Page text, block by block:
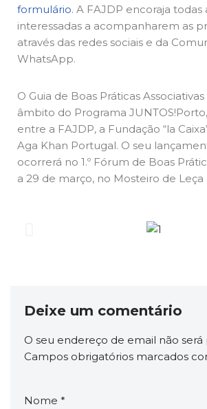
formulário. A FAJDP encoraja todas
interessadas a acompanharem as
através das redes sociais e da
WhatsApp.
O Guia de Boas Práticas
âmbito do Programa
entre a FAJDP, a Fundação “la
Aga Khan Portugal. O seu
ocorrerá no 1.º Fórum de Boas
a 29 de março, no Mosteiro de Leça
Deixe um comentário
O seu endereço de email não será
Campos obrigatórios marcados
Nome *